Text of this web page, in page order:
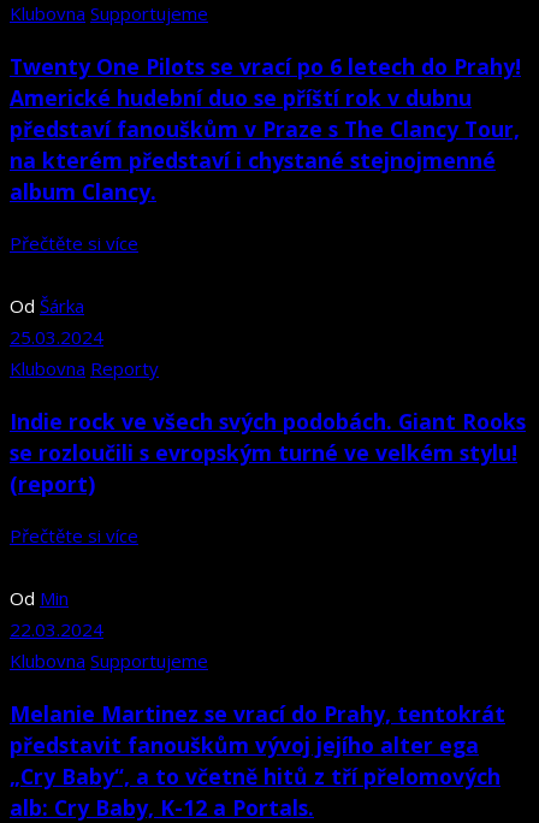
Klubovna Supportujeme
Twenty One Pilots se vrací po 6 letech do Prahy!
Americké hudební duo se příští rok v dubnu
představí fanouškům v Praze s The Clancy Tour,
na kterém představí i chystané stejnojmenné
album Clancy.
Přečtěte si více
Od Šárka
25.03.2024
Klubovna Reporty
Indie rock ve všech svých podobách. Giant Rooks
se rozloučili s evropským turné ve velkém stylu!
(report)
Přečtěte si více
Od Min
22.03.2024
Klubovna Supportujeme
Melanie Martinez se vrací do Prahy, tentokrát
představit fanouškům vývoj jejího alter ega
„Cry Baby“, a to včetně hitů z tří přelomových
alb: Cry Baby, K-12 a Portals.